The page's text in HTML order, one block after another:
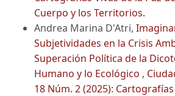
Cuerpo y los Territorios.
Andrea Marina D'Atri,
Subjetividades en la Crisis
Superación Política de la
Humano y lo Ecológico ,
18 Núm. 2 (2025):